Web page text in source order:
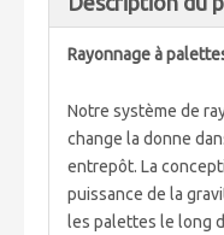
Rayonnage à
Notre système de
change la donne
entrepôt. La
puissance de la
les palettes le long